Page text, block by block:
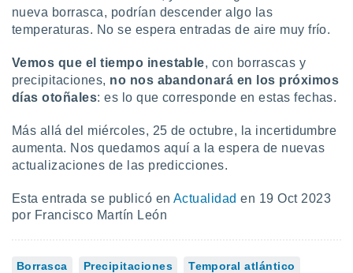
nueva borrasca, podrían descender algo las
temperaturas. No se espera entradas de aire muy frío.
Vemos que el tiempo inestable, con borrascas y
precipitaciones, no nos abandonará en los próximos
días otoñales: es lo que corresponde en estas fechas.
Más allá del miércoles, 25 de octubre, la incertidumbre
aumenta. Nos quedamos aquí a la espera de nuevas
actualizaciones de las predicciones.
Esta entrada se publicó en Actualidad en 19 Oct 2023
por Francisco Martín León
Borrasca Precipitaciones
Temporal atlántico